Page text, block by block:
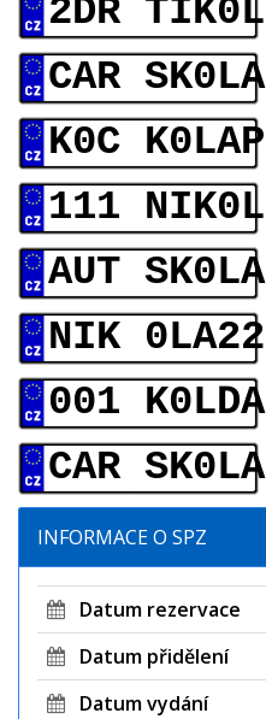
2DR TIK0L
CAR SK0LA
K0C K0LAP
111 NIK0L
AUT SK0LA
NIK 0LA22
001 K0LDA
CAR SK0LA
INFORMACE O SPZ
Datum rezervace
Datum přidělení
Datum vydání